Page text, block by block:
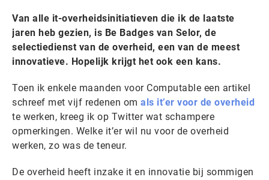
Van alle it-overheidsinitiatieven die ik de laatste
jaren heb gezien, is Be Badges van Selor, de
selectiedienst van de overheid, een van de meest
innovatieve. Hopelijk krijgt het ook een kans.
Toen ik enkele maanden voor Computable een artikel
schreef met vijf redenen om als it’er voor de overheid
te werken, kreeg ik op Twitter wat schampere
opmerkingen. Welke it’er wil nu voor de overheid
werken, zo was de teneur.
De overheid heeft inzake it en innovatie bij sommigen